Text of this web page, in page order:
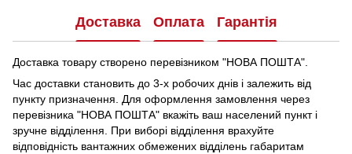
Доставка Оплата Гарантія
Доставка товару створено перевізником "НОВА ПОШТА".
Час доставки становить до 3-х робочих днів і залежить від
пункту призначення. Для оформлення замовлення через
перевізника "НОВА ПОШТА" вкажіть ваш населений пункт і
зручне відділення.
При виборі відділення врахуйте
відповідність вантажних обмежених відділень габаритам